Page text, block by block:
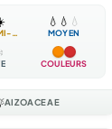
SOLEIL / MI-OMBRE
💧 💧 💧
MOYEN
COULEURS
AIZOACEAE